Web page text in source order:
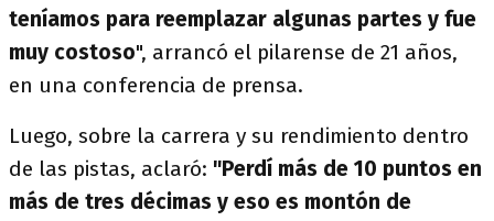
teníamos para reemplazar algunas partes y fue
muy costoso", arrancó el pilarense de 21 años,
en una conferencia de prensa.
Luego, sobre la carrera y su rendimiento dentro
de las pistas, aclaró: "Perdí más de 10 puntos en
más de tres décimas y eso es montón de